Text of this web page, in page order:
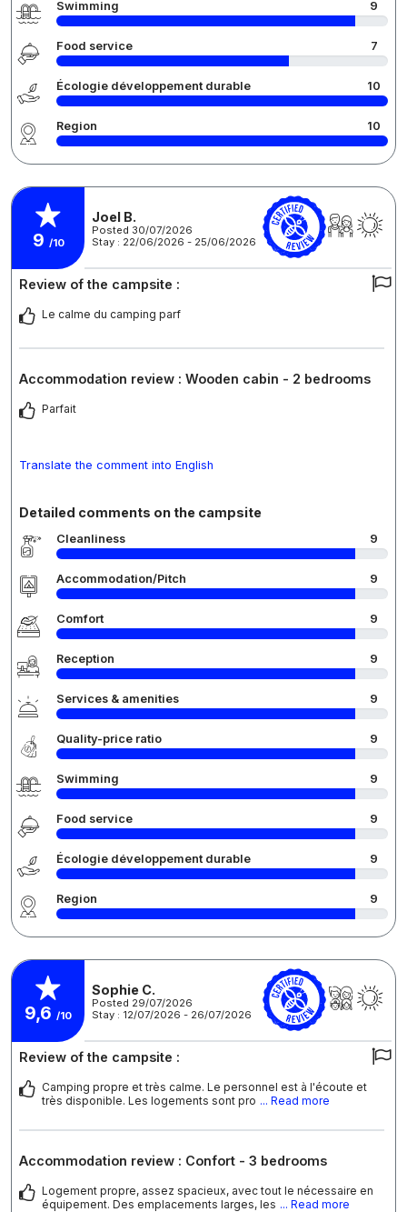
Swimming 9
Food service 7
Écologie développement durable 10
Region 10
9 /10
Joel B.
Posted 30/07/2026
Stay : 22/06/2026 - 25/06/2026
Review of the campsite :
Le calme du camping parf
Accommodation review : Wooden cabin - 2 bedrooms
Parfait
Translate the comment into English
Detailed comments on the campsite
Cleanliness 9
Accommodation/Pitch 9
Comfort 9
Reception 9
Services & amenities 9
Quality-price ratio 9
Swimming 9
Food service 9
Écologie développement durable 9
Region 9
9,6 /10
Sophie C.
Posted 29/07/2026
Stay : 12/07/2026 - 26/07/2026
Review of the campsite :
Camping propre et très calme. Le personnel est à l'écoute et
très disponible. Les logements sont pro ... Read more
Accommodation review : Confort - 3 bedrooms
Logement propre, assez spacieux, avec tout le nécessaire en
équipement. Des emplacements larges, les ... Read more